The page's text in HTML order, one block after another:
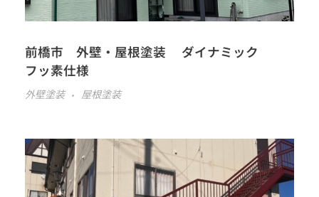
前橋市 外壁・屋根塗装 ダイナミック
フッ素仕様
外壁塗装 屋根塗装